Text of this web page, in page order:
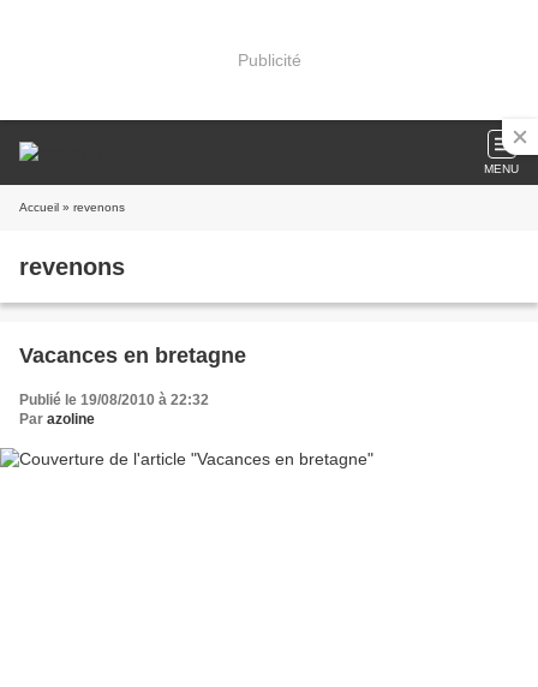
Publicité
MENU
Accueil » revenons
revenons
Vacances en bretagne
Publié le 19/08/2010 à 22:32
Par azoline